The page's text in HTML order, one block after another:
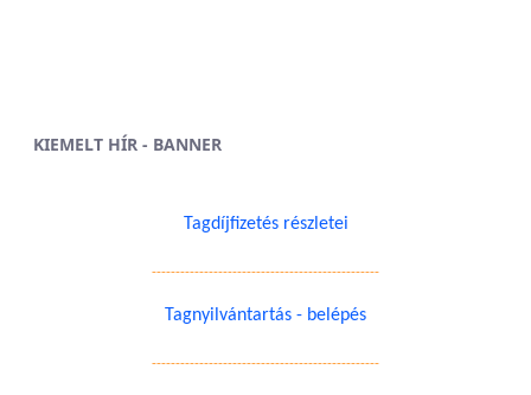
KIEMELT HÍR - BANNER
Tagdíjfizetés részletei
------------------------------------------------
Tagnyilvántartás - belépés
------------------------------------------------